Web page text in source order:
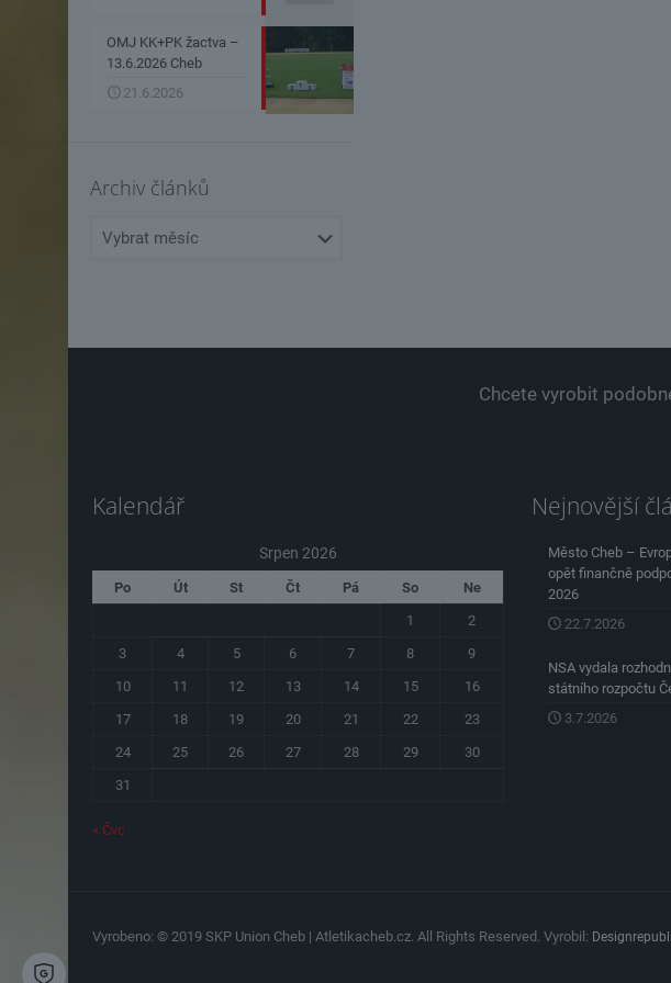
OMJ KK+PK žactva –
13.6.2026 Cheb
21.6.2026
Archiv článků
článků
Chcete vyrobit
Kalendář
Srpen 2026
Po Út St Čt Pá So
Ne
1
2
3
4 5 6 7 8
9
10
11 12 13 14 15
16
17
18 19 20 21 22
23
24
25 26 27 28 29
30
31
« Čvc
Nejnovější
Město Cheb –
opět finančně
2026
22.7.2026
NSA vydala
státního rozpočtu
3.7.2026
Vyrobeno: © 2019 SKP Union Cheb | Atletikacheb.cz. All Rights Reserved. Vyrobil: